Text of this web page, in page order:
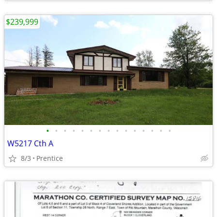
• • • • • • • • • • • • • • •
W5217 Cth A
8/3 Prentice
$239,999